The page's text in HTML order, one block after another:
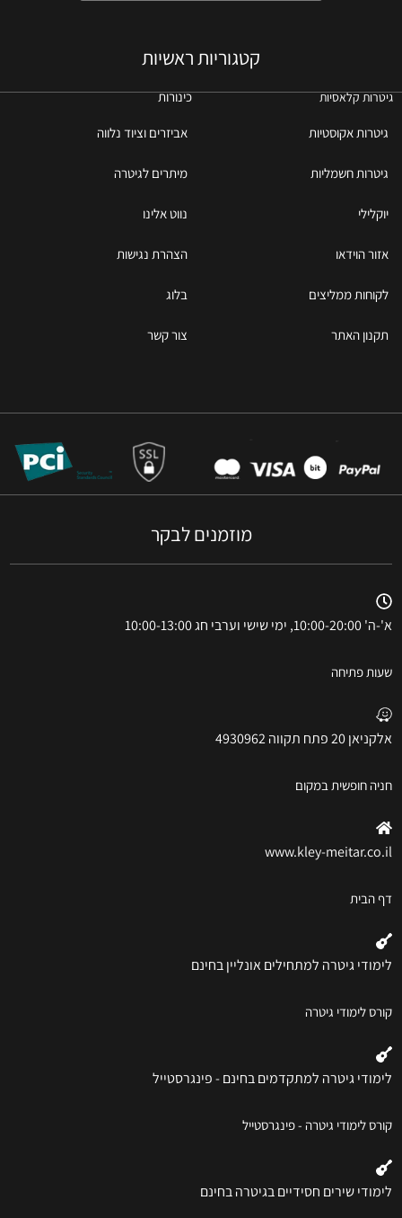
קטגוריות ראשיות
גיטרות קלאסיות כינורות
גיטרות אקוסטיות אביזרים וציוד נלווה
גיטרות חשמליות מיתרים לגיטרה
יוקלילי נווט אלינו
אזור הוידאו הצהרת נגישות
לקוחות ממליצים בלוג
תקנון האתר צור קשר
מוזמנים לבקר
א'-ה' 10:00-20:00, ימי שישי וערבי חג 10:00-13:00
שעות פתיחה
אלקניאן 20 פתח תקווה 4930962
חניה חופשית במקום
www.kley-meitar.co.il
דף הבית
לימודי גיטרה למתחילים אונליין בחינם
קורס לימודי גיטרה
לימודי גיטרה למתקדמים בחינם - פינגרסטייל
קורס לימודי גיטרה - פינגרסטייל
לימודי שירים חסידיים בגיטרה בחינם